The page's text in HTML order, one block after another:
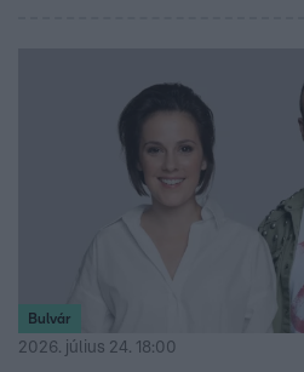
Bulvár
2026. július 24. 18:00